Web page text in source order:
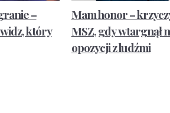
–
który
Mam honor –
MSZ, gdy wtargnął
opozycji z ludźmi